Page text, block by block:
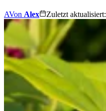
AVon Alex Zuletzt aktualisiert: